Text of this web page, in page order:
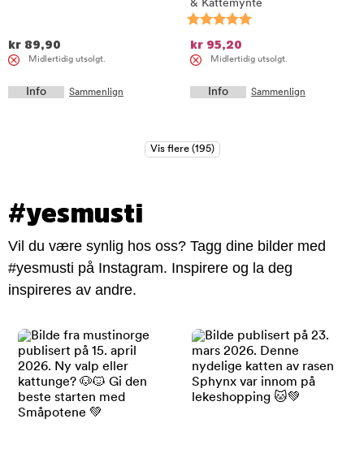
kr 89,90
Midlertidig utsolgt.
Info Sammenlign
& Kattemynte
kr 95,20
Midlertidig utsolgt.
Info Sammenlign
#yesmusti
Vil du være synlig hos oss? Tagg dine bilder med
#yesmusti på Instagram. Inspirere og la deg
inspireres av andre.